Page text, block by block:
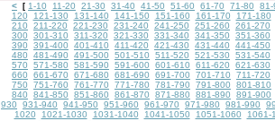
< [ 1-10 11-20 21-30 31-40 41-50 51-60 61-70 71-80
81-
120
121-130 131-140 141-150 151-160 161-170
171-180
210
211-220 221-230 231-240 241-250 251-260
261-270
300
301-310 311-320 321-330 331-340 341-350
351-360
390
391-400 401-410 411-420 421-430 431-440
441-450
480
481-490 491-500 501-510 511-520 521-530
531-540
570
571-580 581-590 591-600 601-610 611-620
621-630
660
661-670 671-680 681-690 691-700 701-710
711-720
750
751-760 761-770 771-780 781-790 791-800
801-810
840
841-850 851-860 861-870 871-880 881-890
891-900
930
931-940 941-950 951-960 961-970 971-980 981-990
1020
1021-1030 1031-1040 1041-1050 1051-1060
1061-